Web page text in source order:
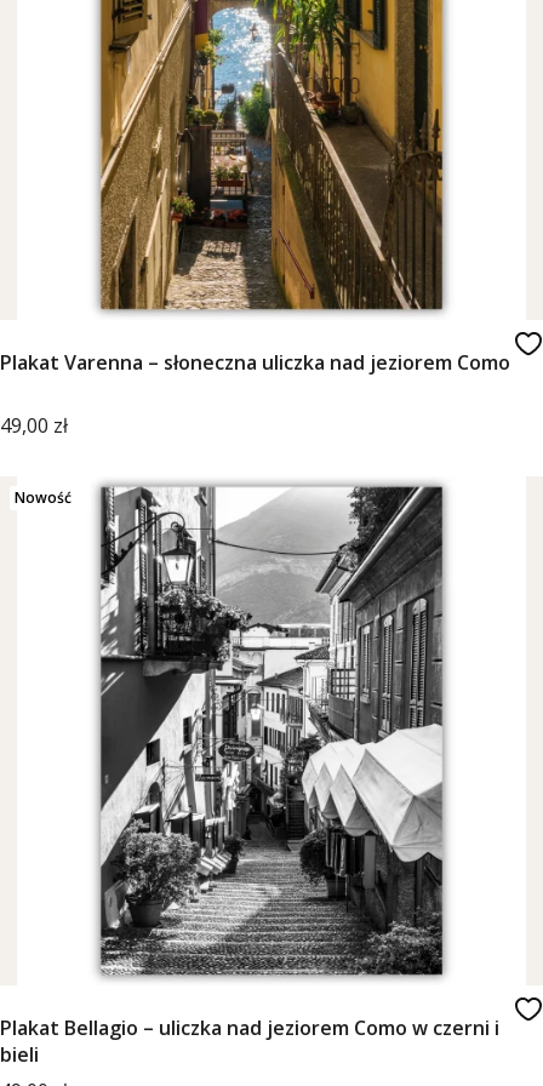
Plakat Varenna – słoneczna uliczka nad jeziorem Como
Cena
49,00 zł
Nowość
Plakat Bellagio – uliczka nad jeziorem Como w czerni i
bieli